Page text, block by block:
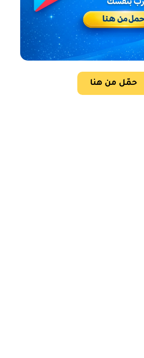
حمّل من هنا